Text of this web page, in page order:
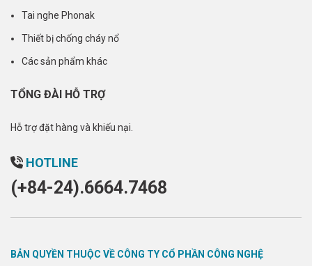
Tai nghe Phonak
Thiết bị chống cháy nổ
Các sản phẩm khác
TỔNG ĐÀI HỖ TRỢ
Hỗ trợ đặt hàng và khiếu nại.
HOTLINE
(+84-24).6664.7468
BẢN QUYỀN THUỘC VỀ CÔNG TY CỔ PHẦN CÔNG NGHỆ